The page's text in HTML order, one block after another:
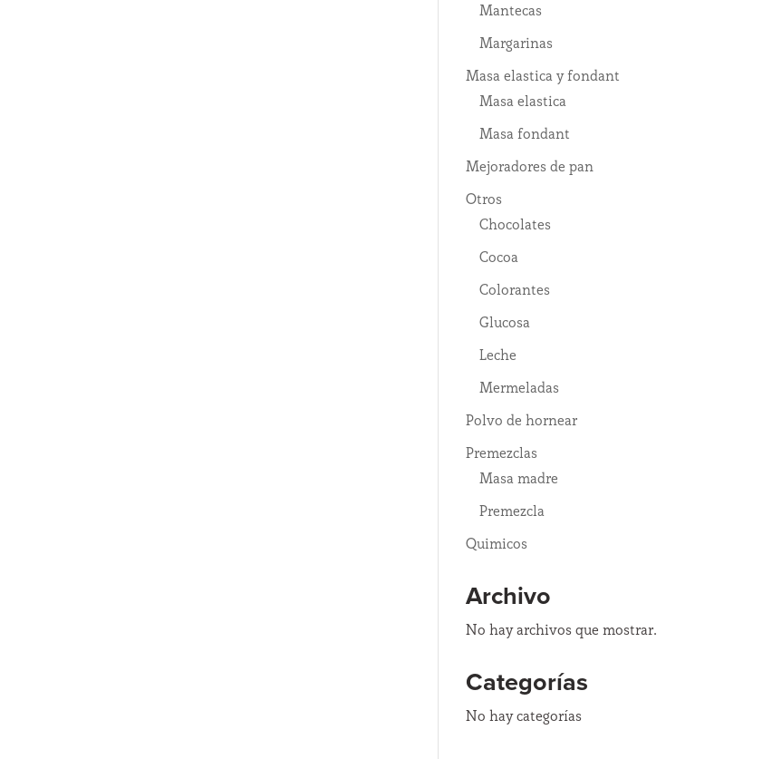
Mantecas
Margarinas
Masa elastica y fondant
Masa elastica
Masa fondant
Mejoradores de pan
Otros
Chocolates
Cocoa
Colorantes
Glucosa
Leche
Mermeladas
Polvo de hornear
Premezclas
Masa madre
Premezcla
Quimicos
Archivo
No hay archivos que mostrar.
Categorías
No hay categorías